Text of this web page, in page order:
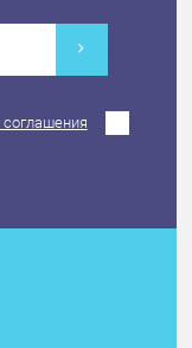
соглашения